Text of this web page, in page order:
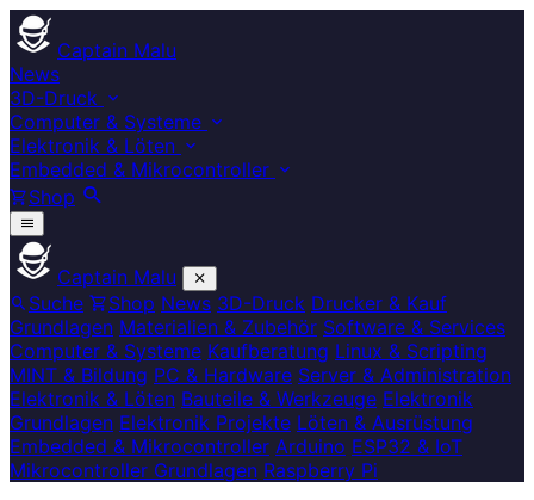
Captain Malu
News
3D-Druck
Computer & Systeme
Elektronik & Löten
Embedded & Mikrocontroller
Shop
Captain Malu
Suche
Shop News 3D-Druck Drucker & Kauf
Grundlagen Materialien & Zubehör Software & Services
Computer & Systeme Kaufberatung Linux & Scripting
MINT & Bildung PC & Hardware Server & Administration
Elektronik & Löten Bauteile & Werkzeuge Elektronik
Grundlagen Elektronik Projekte Löten & Ausrüstung
Embedded & Mikrocontroller Arduino ESP32 & IoT
Mikrocontroller Grundlagen Raspberry Pi